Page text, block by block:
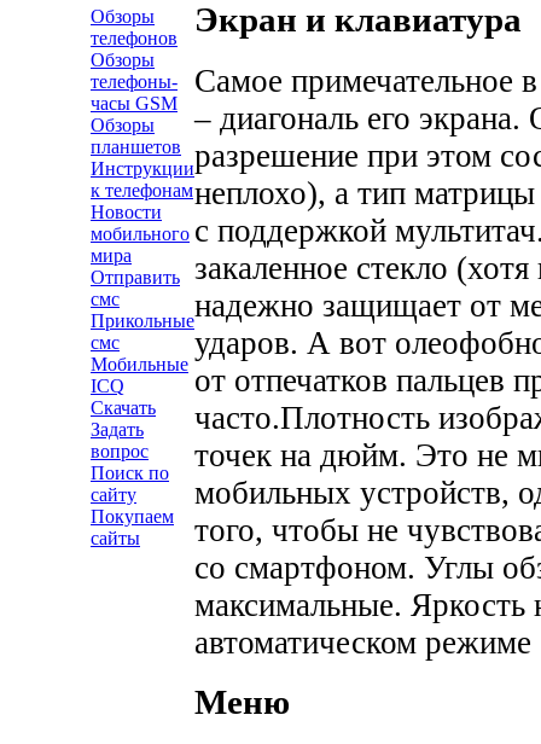
Обзоры
телефонов
Обзоры
телефоны-
часы GSM
Обзоры
планшетов
Инструкции
к телефонам
Новости
мобильного
мира
Отправить
смс
Прикольные
смс
Мобильные
ICQ
Скачать
Задать
вопрос
Поиск по
сайту
Покупаем
сайты
Экран и клавиатура
Самое примечательное
– диагональ его
разрешение при этом
неплохо), а тип
с поддержкой
закаленное стекло
надежно защищает от
ударов. А вот
от отпечатков пальцев
часто.Плотность
точек на дюйм. Это не
мобильных устройств,
того, чтобы не
со смартфоном. Углы
максимальные. Яркость
автоматическом
Меню